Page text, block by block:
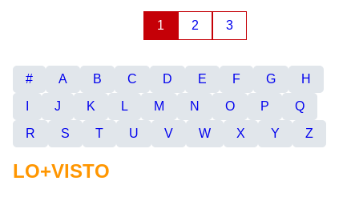
1 2 3
# A B C D E F G
H
J K L M N O P
Q
R
S T U V W X Y Z
LO+VISTO